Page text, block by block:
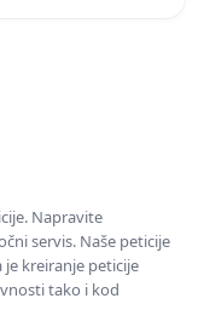
Napravite
servis. Naše peticije
kreiranje peticije
tako i kod